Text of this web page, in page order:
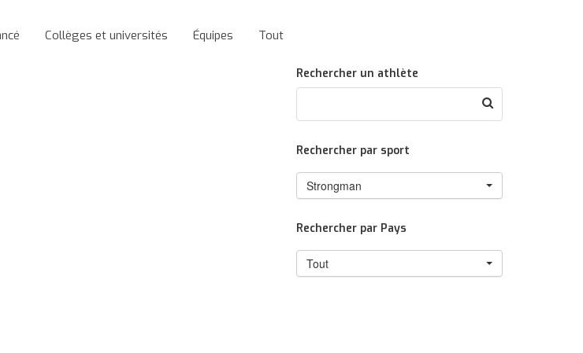
Collèges et universités Équipes Tout
Rechercher un athlète
Rechercher par sport
Strongman
Rechercher par Pays
Tout